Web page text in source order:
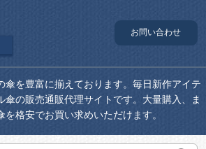
お問い合わせ
傘を豊富に揃えております。毎日新作アイテ
傘の販売通販代理サイトです。大量購入、ま
格安でお買い求めいただけます。